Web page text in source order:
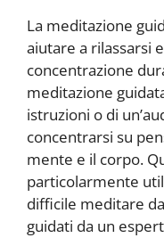
La meditazione
aiutare a rilassarsi
concentrazione
meditazione
istruzioni o di
concentrarsi su
mente e il corpo.
particolarmente
difficile meditare
guidati da un